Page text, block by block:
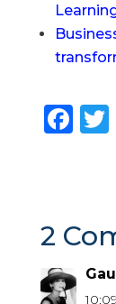
F
b
o
o
2
10:09